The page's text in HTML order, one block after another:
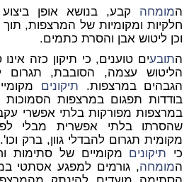
המומחה קבע, בנושא אופן ביצוע
חלקיות ומקומיות של המרצפות,
וכן ליטוש אבן והסרת כתמים.
התובעים טוענים, כי תיקון כזה
הליטוש עצמה, הסובבת, תגרום
הגבהים במרצפות. תיקונים
בודדות תפגום במרצפות הסמוכות
במרצפות מפורקות בלתי אפשרי
שהסרתו בלתי אפשרית מבלי
מקומית תגרום להבדלי גוון, ברק
כי תיקונים מקומיים של סתימות
המומחה, גורמים למפגע אסתטי